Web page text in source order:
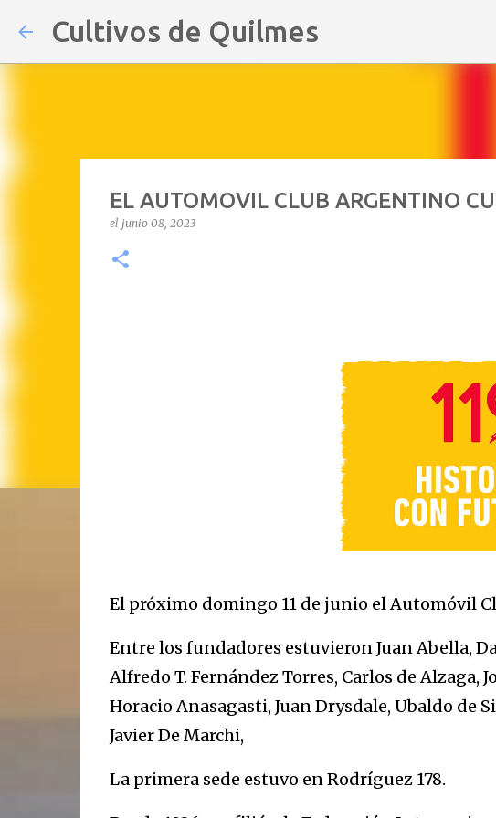
Cultivos de Quilmes
EL AUTOMOVIL CLUB ARGENTINO
el junio 08, 2023
El próximo domingo 11 de junio el Automóvil
Entre los fundadores estuvieron Juan Abella,
Alfredo T. Fernández Torres, Carlos de Alzaga,
Horacio Anasagasti, Juan Drysdale, Ubaldo de
Javier De Marchi,
La primera sede estuvo en Rodríguez 178.